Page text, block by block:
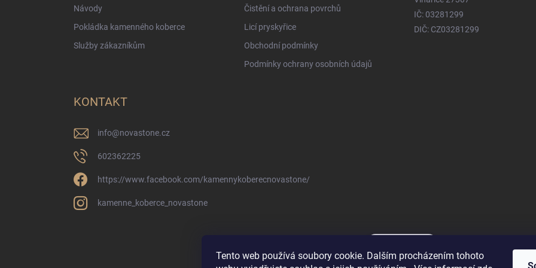
Tento web používá soubory cookie. Dalším procházením tohoto
Návody
Pokládka kamenného koberce
Služby zákazníkům
Čistění a ochrana povrchů
Licí pryskyřice
Obchodní podmínky
Podmínky ochrany osobních údajů
IČ: 03281299
DIČ: CZ03281299
KONTAKT
info@novastone.cz
602362225
https://www.facebook.com/kamennykoberecnovastone/
kamenne_koberce_novastone
Novastone.cz